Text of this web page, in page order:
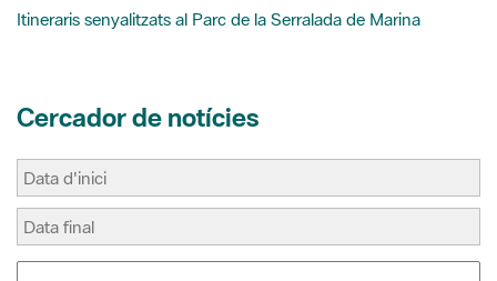
Cercador de notícies